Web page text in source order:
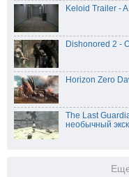
Keloid Trailer -
Dishonored 2 -
Horizon Zero
The Last
необычный